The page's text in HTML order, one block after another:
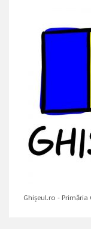
Ghișeul.ro - Primăria